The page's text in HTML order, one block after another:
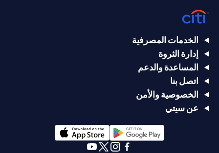
الخدمات المصرفية
إدارة الثروة
المساعدة والدعم
اتصل بنا
الخصوصية والأمن
عن سيتي
(opens in a new tab)